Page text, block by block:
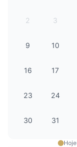
2 3
9 10
16 17
23 24
30 31
Hoje